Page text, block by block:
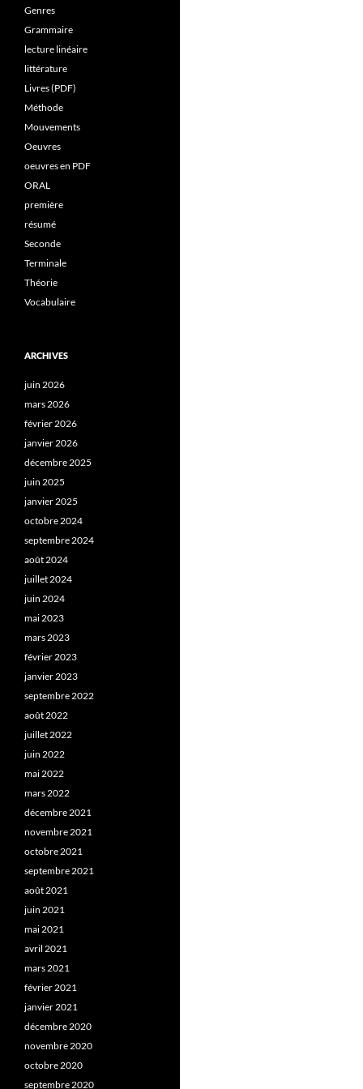
Genres
Grammaire
lecture linéaire
littérature
Livres (PDF)
Méthode
Mouvements
Oeuvres
oeuvres en PDF
ORAL
première
résumé
Seconde
Terminale
Théorie
Vocabulaire
ARCHIVES
juin 2026
mars 2026
février 2026
janvier 2026
décembre 2025
juin 2025
janvier 2025
octobre 2024
septembre 2024
août 2024
juillet 2024
juin 2024
mai 2023
mars 2023
février 2023
janvier 2023
septembre 2022
août 2022
juillet 2022
juin 2022
mai 2022
mars 2022
décembre 2021
novembre 2021
octobre 2021
septembre 2021
août 2021
juin 2021
mai 2021
avril 2021
mars 2021
février 2021
janvier 2021
décembre 2020
novembre 2020
octobre 2020
septembre 2020